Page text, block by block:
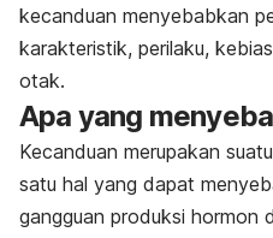
kecanduan menyebabkan
karakteristik, perilaku,
otak.
Apa yang
Kecanduan merupakan
satu hal yang dapat
gangguan produksi hormon